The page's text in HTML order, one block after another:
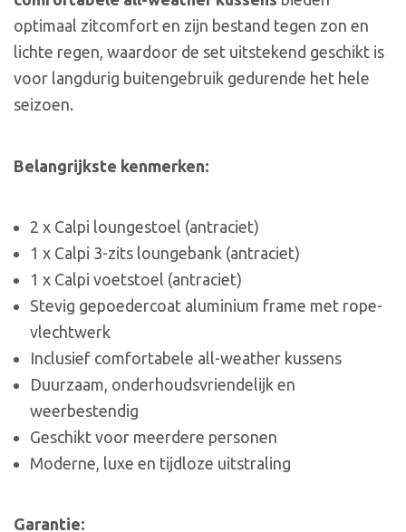
optimaal zitcomfort en zijn bestand tegen zon en
lichte regen, waardoor de set uitstekend geschikt is
voor langdurig buitengebruik gedurende het hele
seizoen.
Belangrijkste kenmerken:
2 x Calpi loungestoel (antraciet)
1 x Calpi 3-zits loungebank (antraciet)
1 x Calpi voetstoel (antraciet)
Stevig gepoedercoat aluminium frame met rope-
vlechtwerk
Inclusief comfortabele all-weather kussens
Duurzaam, onderhoudsvriendelijk en
weerbestendig
Geschikt voor meerdere personen
Moderne, luxe en tijdloze uitstraling
Garantie: